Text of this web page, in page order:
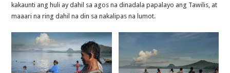
kakaunti ang huli ay dahil sa agos na dinadala papalayo ang Tawilis, at
maaari na ring dahil na din sa nakalipas na lumot.